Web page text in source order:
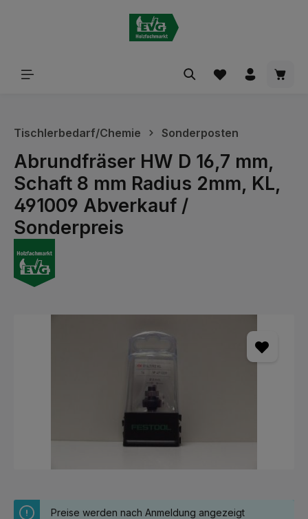
Tischlerbedarf/Chemie Sonderposten
Abrundfräser HW D 16,7 mm,
Schaft 8 mm Radius 2mm, KL,
491009 Abverkauf /
Sonderpreis
Preise werden nach Anmeldung angezeigt